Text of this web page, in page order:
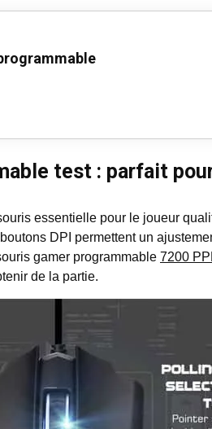
test : parfait
essentielle pour le joueur
DPI permettent un
gamer programmable 7200
de la partie.